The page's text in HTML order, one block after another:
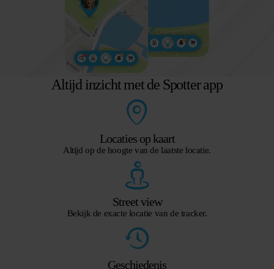
Altijd inzicht met de Spotter app
Locaties op kaart
Altijd op de hoogte van de laatste locatie.
Street view
Bekijk de exacte locatie van de tracker.
Geschiedenis